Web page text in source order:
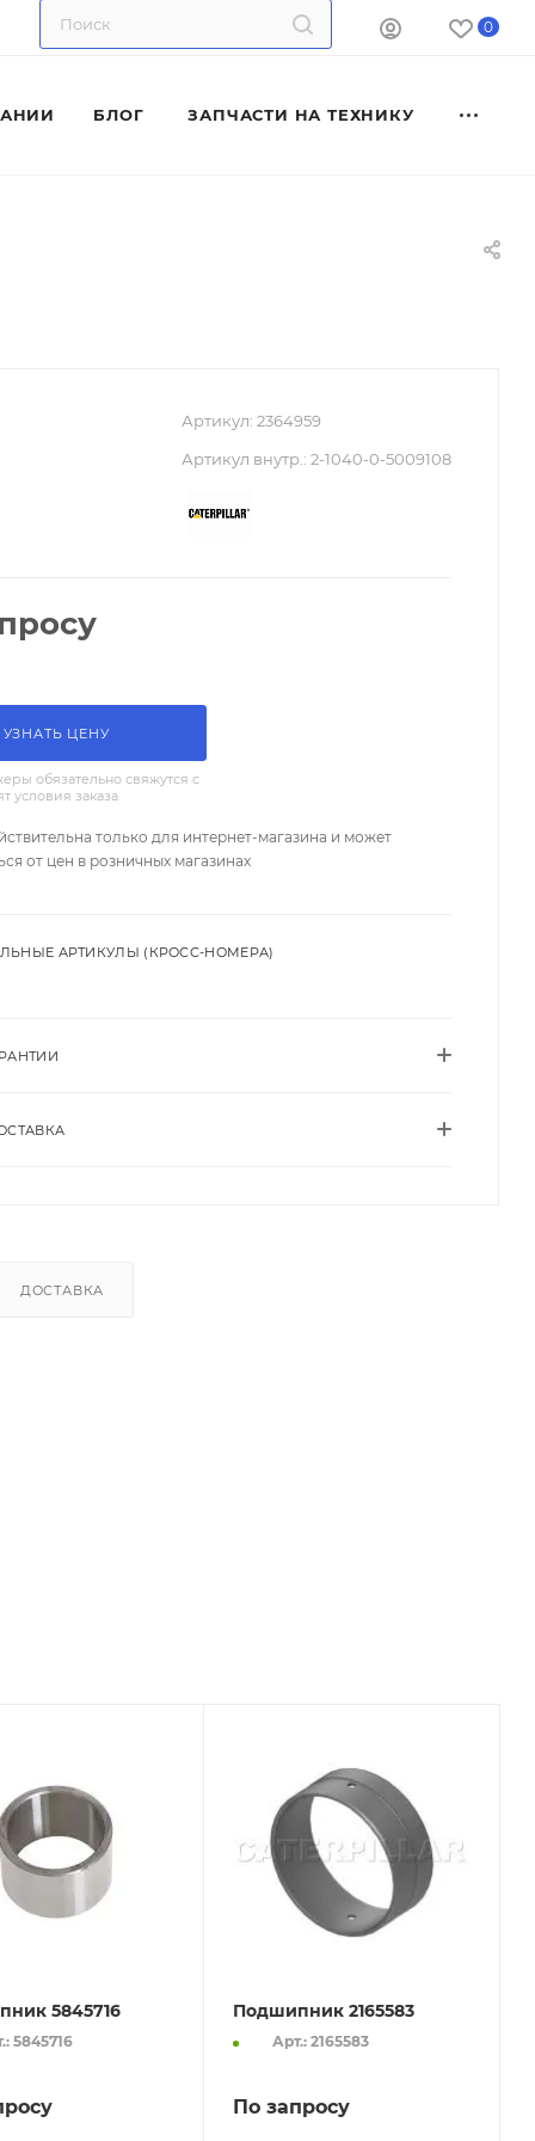
0
БЛОГ ЗАПЧАСТИ НА ТЕХНИКУ
Артикул: 2364959
Артикул внутр.: 2-1040-0-5009108
УЗНАТЬ ЦЕНУ
обязательно свяжутся с
условия заказа
только для интернет-магазина и может
от цен в розничных магазинах
АРТИКУЛЫ (КРОСС-НОМЕРА)
ДОСТАВКА
5845716
5845716
Подшипник 2165583
Арт.: 2165583
По запросу